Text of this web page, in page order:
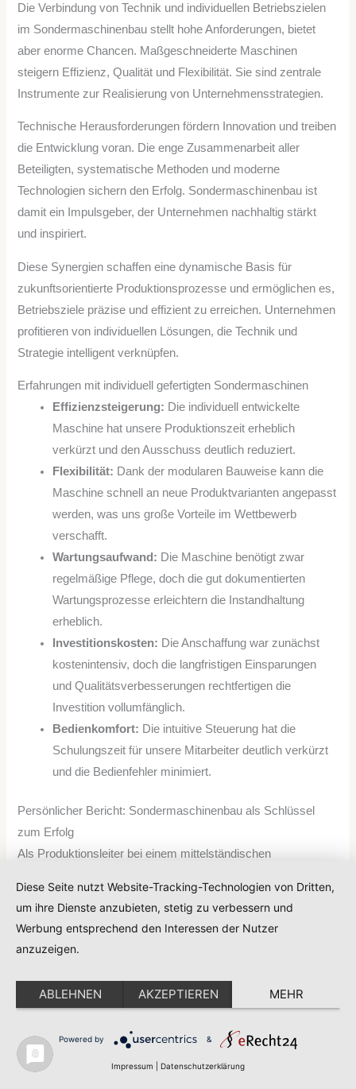
Die Verbindung von Technik und individuellen Betriebszielen
im Sondermaschinenbau stellt hohe Anforderungen, bietet
aber enorme Chancen. Maßgeschneiderte Maschinen
steigern Effizienz, Qualität und Flexibilität. Sie sind zentrale
Instrumente zur Realisierung von Unternehmensstrategien.
Technische Herausforderungen fördern Innovation und treiben
die Entwicklung voran. Die enge Zusammenarbeit aller
Beteiligten, systematische Methoden und moderne
Technologien sichern den Erfolg. Sondermaschinenbau ist
damit ein Impulsgeber, der Unternehmen nachhaltig stärkt
und inspiriert.
Diese Synergien schaffen eine dynamische Basis für
zukunftsorientierte Produktionsprozesse und ermöglichen es,
Betriebsziele präzise und effizient zu erreichen. Unternehmen
profitieren von individuellen Lösungen, die Technik und
Strategie intelligent verknüpfen.
Erfahrungen mit individuell gefertigten Sondermaschinen
Effizienzsteigerung: Die individuell entwickelte
Maschine hat unsere Produktionszeit erheblich
verkürzt und den Ausschuss deutlich reduziert.
Flexibilität: Dank der modularen Bauweise kann die
Maschine schnell an neue Produktvarianten angepasst
werden, was uns große Vorteile im Wettbewerb
verschafft.
Wartungsaufwand: Die Maschine benötigt zwar
regelmäßige Pflege, doch die gut dokumentierten
Wartungsprozesse erleichtern die Instandhaltung
erheblich.
Investitionskosten: Die Anschaffung war zunächst
kostenintensiv, doch die langfristigen Einsparungen
und Qualitätsverbesserungen rechtfertigen die
Investition vollumfänglich.
Bedienkomfort: Die intuitive Steuerung hat die
Schulungszeit für unsere Mitarbeiter deutlich verkürzt
und die Bedienfehler minimiert.
Persönlicher Bericht: Sondermaschinenbau als Schlüssel
zum Erfolg
Als Produktionsleiter bei einem mittelständischen
Fertigung flexibler und effizienter zu gestalten. Die
Entscheidung für eine individuell entwickelte Sondermaschine
zeigte sich, wie präzise die Maschine auf unsere
Besonders beeindruckt hat mich die modulare Bauweise, die
es uns ermöglichte, schnell auf wechselnde
Diese Seite nutzt Website-Tracking-Technologien von Dritten,
um ihre Dienste anzubieten, stetig zu verbessern und
Werbung entsprechend den Interessen der Nutzer
anzuzeigen.
ABLEHNEN AKZEPTIEREN MEHR
Powered by &
Impressum Datenschutzerklärung